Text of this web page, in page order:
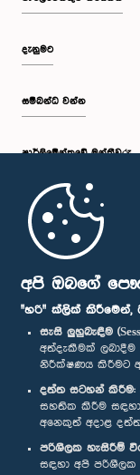
අපි ඔබගේ
"හරි" ක්ලික්
සැසි ලුහුබැඳීම
අත්දැකීමක් ලබාදීම
නිරීක්ෂණය කිරීමට
දත්ත සටහන් කිරීම:
සහතික කිරීම සඳහා
අනෙකුත් අදාළ
පරිශීලක හැසිරීම්
සඳහා අපි
දැනුමට
සම්බන්ධ වන්න
පාර්ලි‌මේන්තුවේ මන්ත්‍රීවරු
මුල් පිටුව
පාර්ලිමේන්තු ජංගම යෙදුම
අප හා සම්බන්ධ වී
සම්මාන